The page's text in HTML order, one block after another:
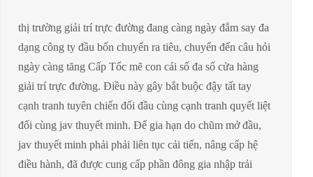
thị trường giải trí trực đường đang càng ngày đắm say đa
dạng công ty đầu bốn chuyển ra tiêu, chuyển đến câu hỏi
ngày càng tăng Cấp Tốc mẽ con cái số đa số cửa hàng
giải trí trực đường. Điều này gây bắt buộc đậy tất tay
cạnh tranh tuyên chiến đối đầu cùng cạnh tranh quyết liệt
đối cùng jav thuyết minh. Để gia hạn do chũm mở đầu,
jav thuyết minh phải phải liên tục cải tiến, nâng cấp hệ
điều hành, đã được cung cấp phần đông gia nhập trải